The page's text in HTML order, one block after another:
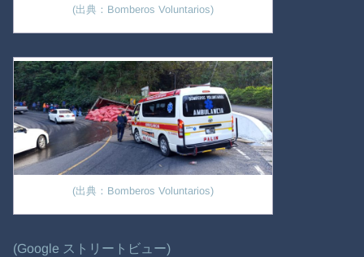
(出典：Bomberos Voluntarios)
(出典：Bomberos Voluntarios)
(Google ストリートビュー)